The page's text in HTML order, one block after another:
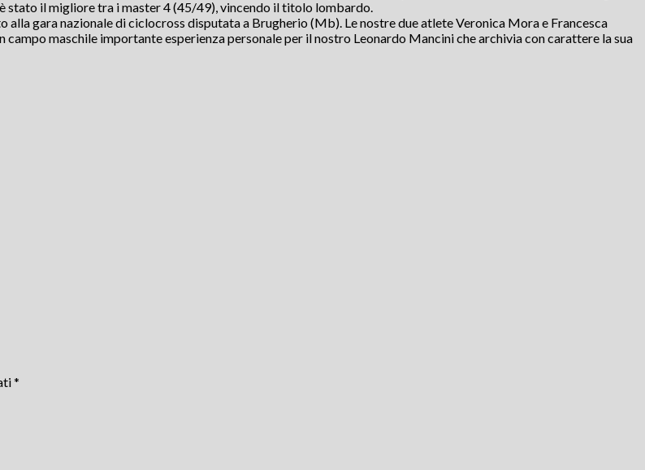
stato il migliore tra i master 4 (45/49), vincendo il titolo lombardo.
gara nazionale di ciclocross disputata a Brugherio (Mb). Le nostre due atlete Veronica Mora e Francesca
maschile importante esperienza personale per il nostro Leonardo Mancini che archivia con carattere la sua
*